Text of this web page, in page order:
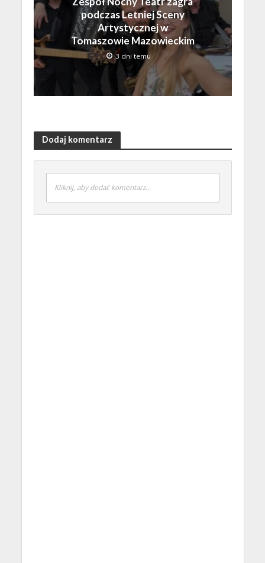
podczas Letniej Sceny
Artystycznej w
Tomaszowie Mazowieckim
3 dni temu
Dodaj komentarz
Kliknij, aby dodać komentarz...